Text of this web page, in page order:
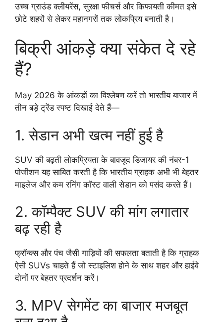
उच्च ग्राउंड क्लीयरेंस, सुरक्षा फीचर्स और किफायती कीमत इसे
छोटे शहरों से लेकर महानगरों तक लोकप्रिय बनाती है।
बिक्री आंकड़े क्या संकेत दे रहे
हैं?
May 2026 के आंकड़ों का विश्लेषण करें तो भारतीय बाजार में
तीन बड़े ट्रेंड स्पष्ट दिखाई देते हैं—
1. सेडान अभी खत्म नहीं हुई है
SUV की बढ़ती लोकप्रियता के बावजूद डिजायर की नंबर-1
पोजीशन यह साबित करती है कि भारतीय ग्राहक अभी भी बेहतर
माइलेज और कम रनिंग कॉस्ट वाली सेडान को पसंद करते हैं।
2. कॉम्पैक्ट SUV की मांग लगातार
बढ़ रही है
फ्रॉन्क्स और पंच जैसी गाड़ियों की सफलता बताती है कि ग्राहक
ऐसी SUVs चाहते हैं जो स्टाइलिश होने के साथ शहर और हाईवे
दोनों पर बेहतर प्रदर्शन करें।
3. MPV सेगमेंट का बाजार मजबूत